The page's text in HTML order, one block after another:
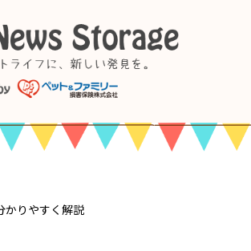
かりやすく解説